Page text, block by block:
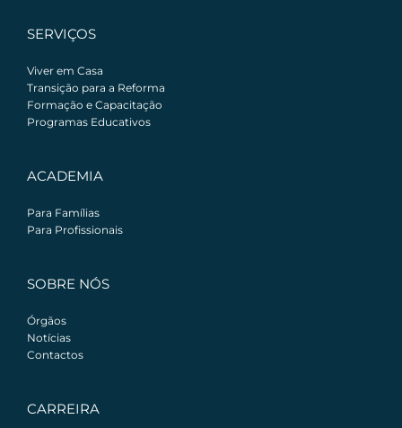
SERVIÇOS
Viver em Casa
Transição para a Reforma
Formação e Capacitação
Programas Educativos
ACADEMIA
Para Famílias
Para Profissionais
SOBRE NÓS
Órgãos
Notícias
Contactos
CARREIRA